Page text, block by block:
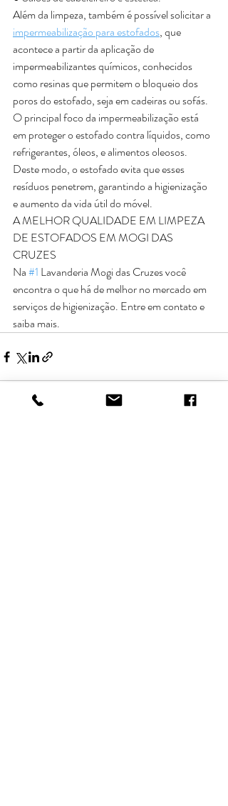
Além da limpeza, também é possível solicitar a
impermeabilização para estofados, que
acontece a partir da aplicação de
impermeabilizantes químicos, conhecidos
como resinas que permitem o bloqueio dos
poros do estofado, seja em cadeiras ou sofás.
O principal foco da impermeabilização está
em proteger o estofado contra líquidos, como
refrigerantes, óleos, e alimentos oleosos.
Deste modo, o estofado evita que esses
resíduos penetrem, garantindo a higienização
e aumento da vida útil do móvel.
A MELHOR QUALIDADE EM LIMPEZA
DE ESTOFADOS EM MOGI DAS
CRUZES
Na #1 Lavanderia Mogi das Cruzes você
encontra o que há de melhor no mercado em
serviços de higienização. Entre em contato e
saiba mais.